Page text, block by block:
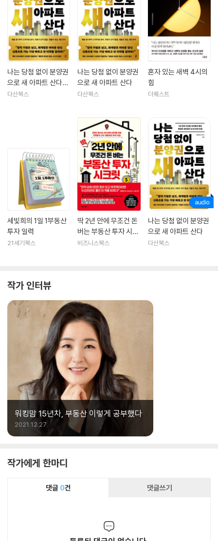
나는 당첨 없이 분양권
으로 새 아파트 산다
(큰글자도서)
다산북스
나는 당첨 없이 분양권
으로 새 아파트 산다
다산북스
혼자 있는 새벽 4시의
힘
더퀘스트
세빛희의 1일 1부동산
투자 일력
21세기북스
딱 2년 안에 무조건 돈
버는 부동산 투자 시크
릿
비즈니스북스
나는 당첨 없이 분양권
으로 새 아파트 산다
다산북스
작가 인터뷰
워킹맘 15년차, 부동산 이렇게 공부했다
2021.12.27.
작가에게 한마디
댓글 0건 댓글쓰기